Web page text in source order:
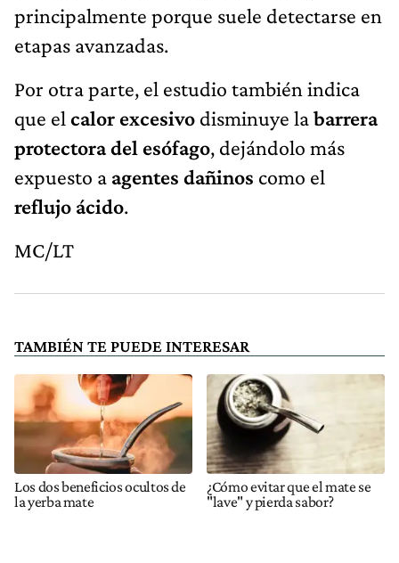
principalmente porque suele detectarse en
etapas avanzadas.
Por otra parte, el estudio también indica
que elcalor excesivo disminuye labarrera
protectora del esófago, dejándolo más
expuesto a agentes dañinos como el
reflujo ácido.
MC/LT
TAMBIÉN TE PUEDE INTERESAR
Los dos beneficios ocultos de
la yerba mate
¿Cómo evitar que el mate se
"lave" y pierda sabor?